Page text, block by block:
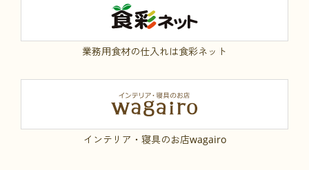
業務用食材の仕入れは食彩ネット
インテリア・寝具のお店wagairo